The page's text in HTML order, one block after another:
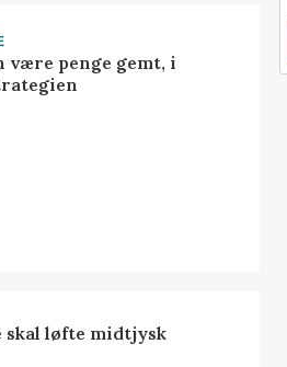
være penge gemt, i
løfte midtjysk